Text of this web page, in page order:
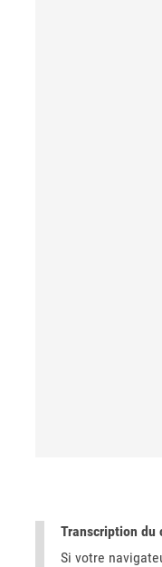
Transcription du
Si votre